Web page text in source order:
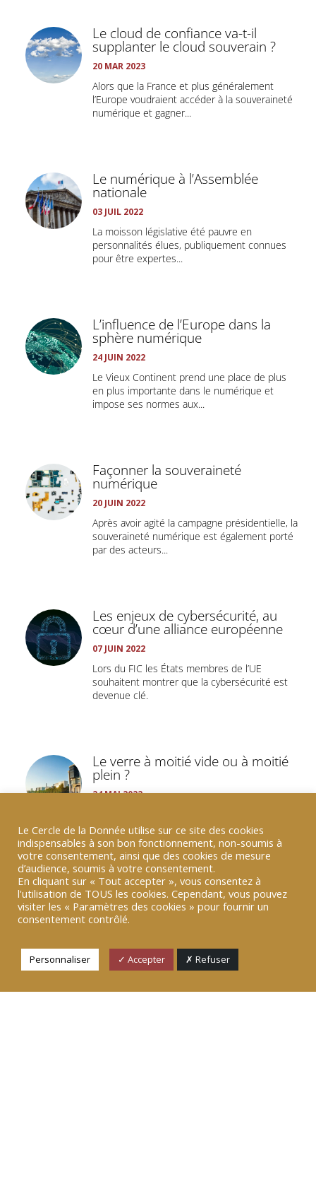
Le cloud de confiance va-t-il
supplanter le cloud souverain ?
20 MAR 2023
Alors que la France et plus généralement
l’Europe voudraient accéder à la souveraineté
numérique et gagner...
Le numérique à l’Assemblée
nationale
03 JUIL 2022
La moisson législative été pauvre en
personnalités élues, publiquement connues
pour être expertes...
L’influence de l’Europe dans la
sphère numérique
24 JUIN 2022
Le Vieux Continent prend une place de plus
en plus importante dans le numérique et
impose ses normes aux...
Façonner la souveraineté
numérique
20 JUIN 2022
Après avoir agité la campagne présidentielle, la
souveraineté numérique est également porté
par des acteurs...
Les enjeux de cybersécurité, au
cœur d’une alliance européenne
07 JUIN 2022
Lors du FIC les États membres de l’UE
souhaitent montrer que la cybersécurité est
devenue clé.
Le verre à moitié vide ou à moitié
plein ?
24 MAI 2022
comme ministre de l’Économie avec de
nouvelles compétences : la...
Démocratiser la cybersécurité
grâce à l’éducation
L’Éducation Nationale s’est récemment
engagée à sensibiliser et à former les élèves
Le Cercle de la Donnée utilise sur ce site des cookies
indispensables à son bon fonctionnement, non-soumis à
votre consentement, ainsi que des cookies de mesure
d’audience, soumis à votre consentement.
En cliquant sur « Tout accepter », vous consentez à
l'utilisation de TOUS les cookies. Cependant, vous pouvez
visiter les « Paramètres des cookies » pour fournir un
consentement contrôlé.
Personnaliser ✓ Accepter ✗ Refuser